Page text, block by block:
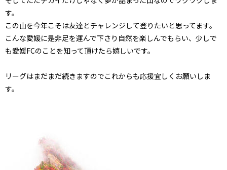
す。
この山を今年こそは友達とチャレンジして登りたいと思ってます。
こんな愛媛に是非足を運んで下さり自然を楽しんでもらい、少しで
も愛媛FCのことを知って頂けたら嬉しいです。
リーグはまだまだ続きますのでこれからも応援宜しくお願いしま
す。